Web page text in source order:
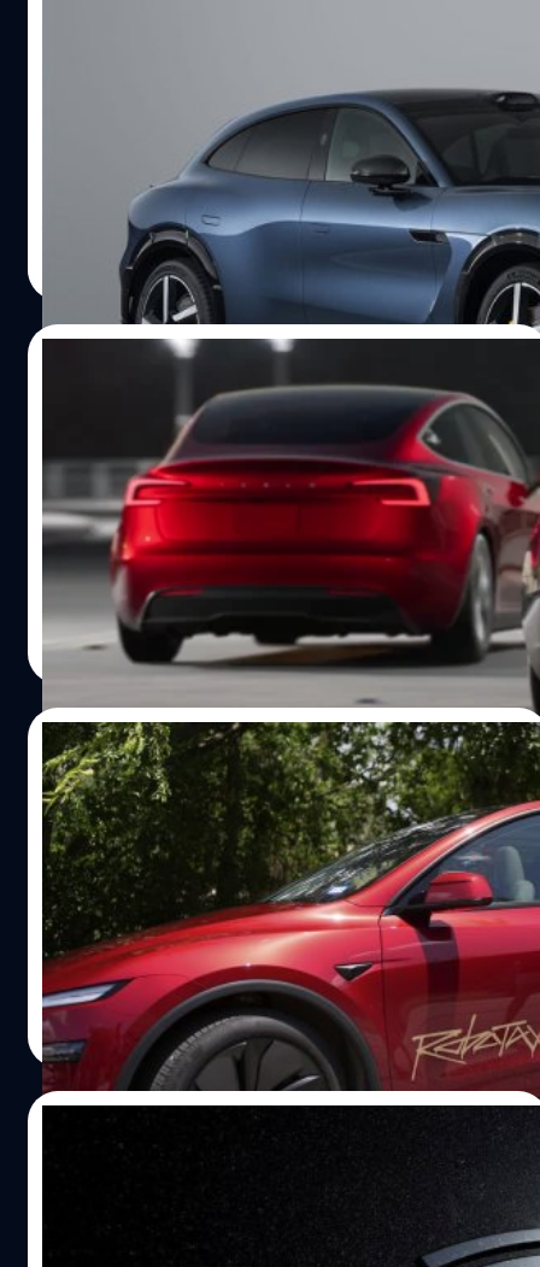
EV ราคาต่ำกว่า Tesla และแว่นตา AI
Xiaomi ได้เปิดตัวรถยนต์ไฟฟ้า (EV) รุ่นใหม่ YU7 SUV ซึ่งได้
รับความสนใจอย่างมากและส่งผลให้หุ้นของบริษัทพุ่งสูงขึ้น
ธีรภัทร์ ธีระโรจนพงษ์| 407 days ago
Read More
Tesla ยอดขายดิ่งต่อเนื่องในยุโรป 5 เดือนติด
ขณะที่ EV จีนแซงขึ้นแท่นผู้นำ
ยอดขายรถยนต์ใหม่ Tesla ในยุโรปยังคงร่วงแรงต่อเนื่องเป็น
เดือนที่ 5 โดยลดลงถึง 27.9% เมื่อเทียบกับปีก่อนหน้า เหลือ
เพียง 13,863 คัน
ธีรภัทร์ ธีระโรจนพงษ์| 408 days ago
Read More
24/06/2025
Tesla ทดลองให้บริการ Robotaxi ครั้งแรกใน
เมืองออสติน ดันหุ้นขึ้น 8%
ในที่สุด Tesla ก็เปิดให้บริการรถแท็กซี่แบบไร้คนขับอย่างเป็น
ทางการครั้งแรกในในเมืองออสติน รัฐเท็กซัส ทำให้หุ้นของ
บริษัทพุ่งขึ้นทันทีถึง 8.2%
ธีรภัทร์ ธีระโรจนพงษ์| 410 days ago
Read More
Tesla เตรียมให้บริการแท็กซี่ไร้คนขับใน
สหรัฐฯ 22 มิถุนายนนี้ แต่วันอาจเปลี่ยนได้